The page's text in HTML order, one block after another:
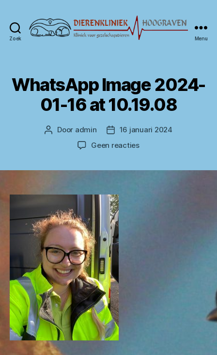
Zoek Menu
WhatsApp Image 2024-
01-16 at 10.19.08
Berichtauteur
Door admin Berichtdatum
16 januari 2024
Geen reactiesop